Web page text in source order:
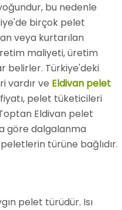
bu nedenle
birçok pelet
veya kurtarılan
maliyeti, üretim
belirler. Türkiye'deki
vardır ve Eldivan pelet
pelet tüketicileri
Eldivan pelet
göre dalgalanma
türüne bağlıdır.
pelet türüdür. Isı